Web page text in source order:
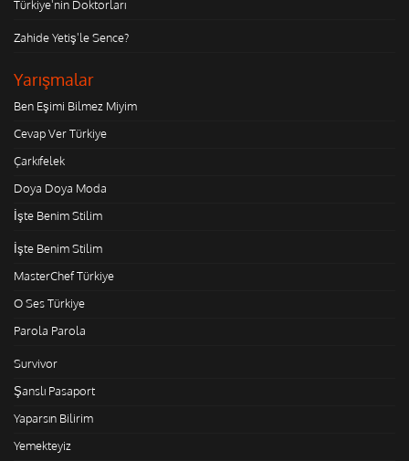
Türkiye'nin Doktorları
Zahide Yetiş'le Sence?
Yarışmalar
Ben Eşimi Bilmez Miyim
Cevap Ver Türkiye
Çarkıfelek
Doya Doya Moda
İşte Benim Stilim
İşte Benim Stilim
MasterChef Türkiye
O Ses Türkiye
Parola Parola
Survivor
Şanslı Pasaport
Yaparsın Bilirim
Yemekteyiz